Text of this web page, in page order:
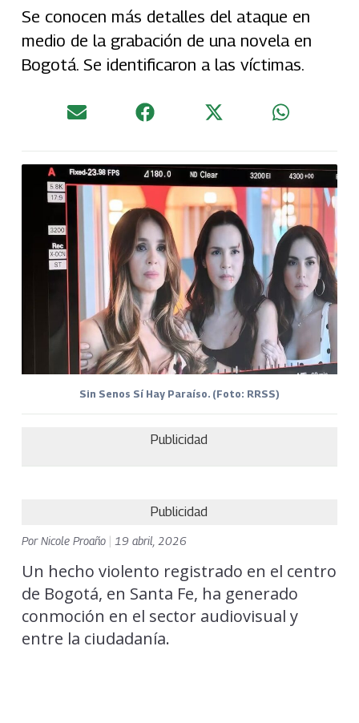
Se conocen más detalles del ataque en
medio de la grabación de una novela en
Bogotá. Se identificaron a las víctimas.
Sin Senos Sí Hay Paraíso. (Foto: RRSS)
Publicidad
Publicidad
PorNicole Proaño 19 abril, 2026
Un hecho violento registrado en el centro
de Bogotá, en Santa Fe, ha generado
conmoción en el sector audiovisual y
entre la ciudadanía.